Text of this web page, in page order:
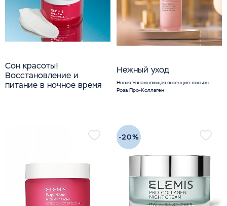
Сон красоты!
Восстановление и
питание в ночное время
Нежный уход
Новая Увлажняющая эссенция-лосьон
Роза Про-Коллаген
-20%